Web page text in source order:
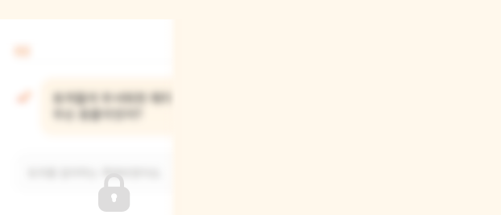
토끼들이 무서워한 재지 디는
무슨 동물이었어?